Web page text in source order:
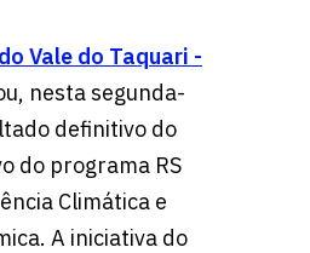
Vale do Taquari -
nesta segunda-
definitivo do
do programa RS
Climática e
A iniciativa do